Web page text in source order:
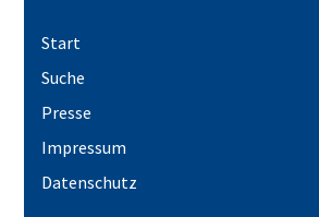
Start
Suche
Presse
Impressum
Datenschutz